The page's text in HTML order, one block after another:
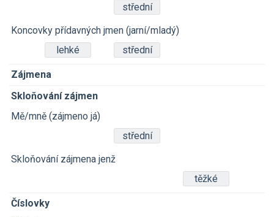
střední
Koncovky přídavných jmen (jarní/mladý)
lehké
střední
Zájmena
Skloňování zájmen
Mě/mně (zájmeno já)
střední
Skloňování zájmena jenž
těžké
Číslovky